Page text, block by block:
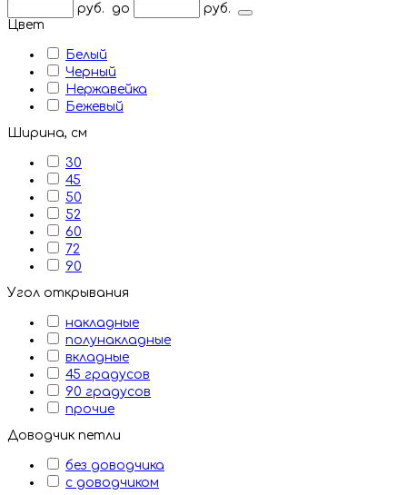
руб.
до
руб.
Цвет
Белый
Черный
Нержавейка
Бежевый
Ширина, см
30
45
50
52
60
72
90
Угол открывания
накладные
полунакладные
вкладные
45 градусов
90 градусов
прочие
Доводчик петли
без доводчика
с доводчиком